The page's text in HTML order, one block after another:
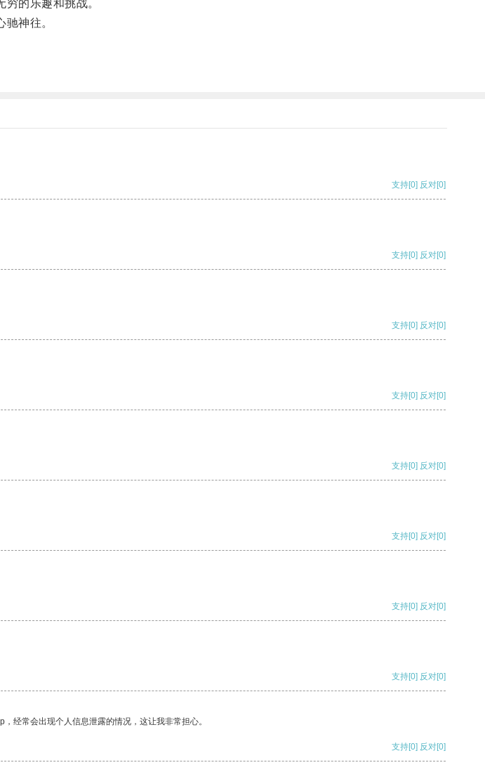
的乐趣和挑战。
神往。
支持[0] 反对[0]
支持[0] 反对[0]
支持[0] 反对[0]
支持[0] 反对[0]
支持[0] 反对[0]
支持[0] 反对[0]
支持[0] 反对[0]
支持[0] 反对[0]
经常会出现个人信息泄露的情况，这让我非常担心。
支持[0] 反对[0]